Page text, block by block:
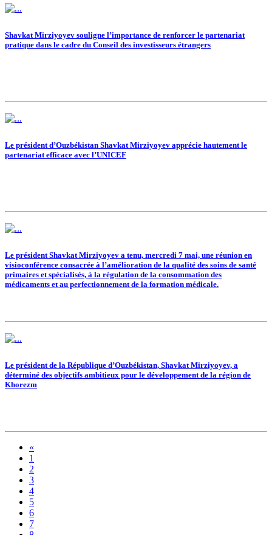
Shavkat Mirziyoyev souligne l’importance de renforcer le partenariat
pratique dans le cadre du Conseil des investisseurs étrangers
Le président d’Ouzbékistan Shavkat Mirziyoyev apprécie hautement le
partenariat efficace avec l’UNICEF
Le président Shavkat Mirziyoyev a tenu, mercredi 7 mai, une réunion en
visioconférence consacrée à l’amélioration de la qualité des soins de santé
primaires et spécialisés, à la régulation de la consommation des
médicaments et au perfectionnement de la formation médicale.
Le président de la République d’Ouzbékistan, Shavkat Mirziyoyev, a
déterminé des objectifs ambitieux pour le développement de la région de
Khorezm
«
1
2
3
4
5
6
7